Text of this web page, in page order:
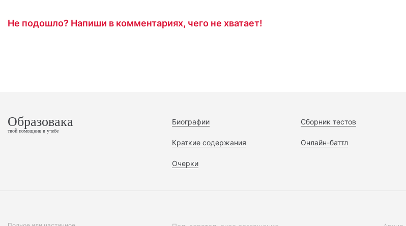
Не подошло? Напиши в комментариях, чего не хватает!
Образовака
твой помощник в учебе
Биографии
Краткие содержания
Очерки
Сборник тестов
Онлайн-баттл